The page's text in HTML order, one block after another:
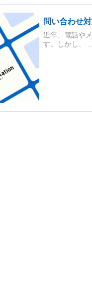
問い合わせ
近年、電話や
す。しかし、